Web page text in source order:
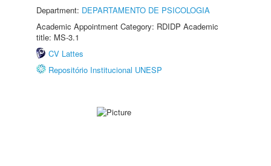
Department: DEPARTAMENTO DE PSICOLOGIA
Academic Appointment Category: RDIDP Academic
title: MS-3.1
CV Lattes
Repositório Institucional UNESP